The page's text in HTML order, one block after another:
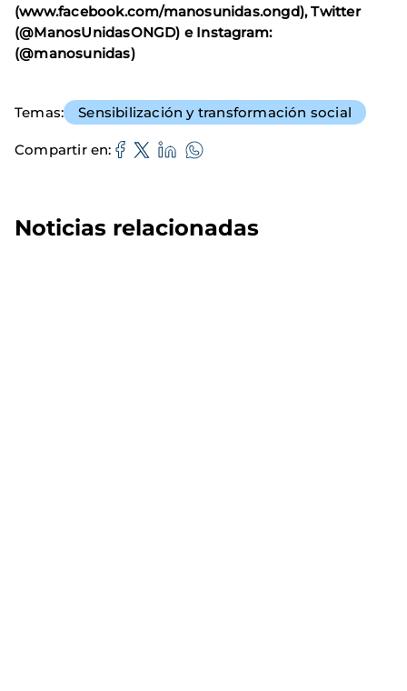
(www.facebook.com/manosunidas.ongd), Twitter
(@ManosUnidasONGD) e Instagram:
(@manosunidas)
Temas Sensibilización y transformación social
Compartir en
Noticias relacionadas